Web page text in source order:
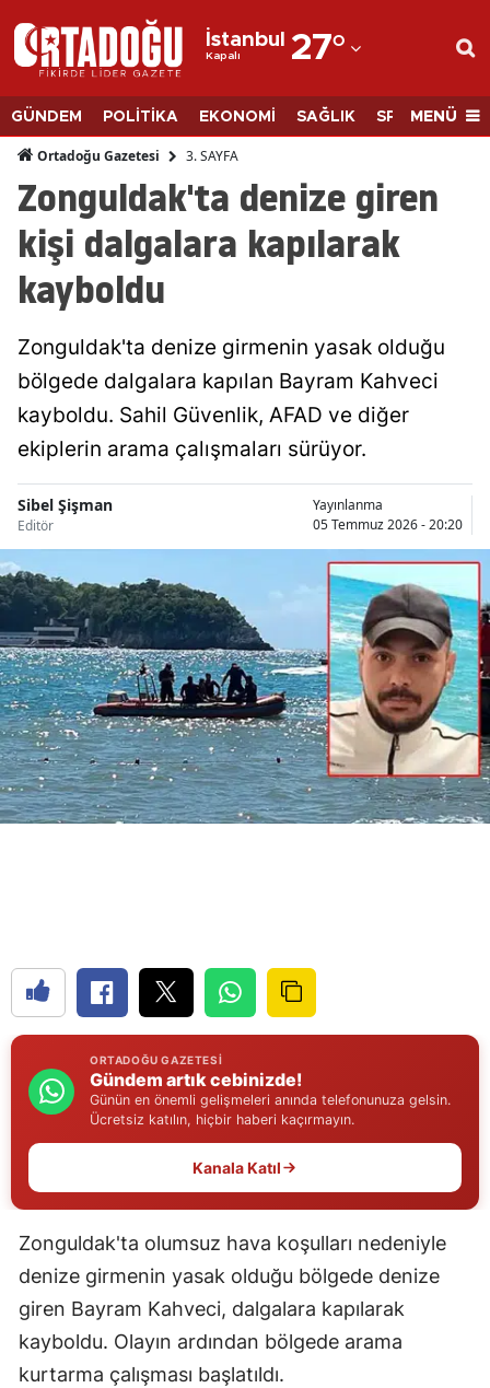
İstanbul
Kapalı 27°
Adana
Adıyaman
Afyonkarahisar
Ağrı
Amasya
Antalya
Artvin
Aydın
Bitlis
Bolu
Burdur
Bursa
Çanakkale
Çankırı
Edirne
Erzincan
Erzurum
Gaziantep
Giresun
Gümüşhane
Hakkari
GÜNDEM POLİTİKA EKONOMİ SAĞLIK SPORMENÜ
Ortadoğu Gazetesi 3. SAYFA
Zonguldak'ta denize giren
kişi dalgalara kapılarak
kayboldu
Zonguldak'ta denize girmenin yasak olduğu
bölgede dalgalara kapılan Bayram Kahveci
kayboldu. Sahil Güvenlik, AFAD ve diğer
ekiplerin arama çalışmaları sürüyor.
Sibel Şişman
Editör
Yayınlanma
05 Temmuz 2026 - 20:20
ORTADOĞU GAZETESI
Gündem artık cebinizde!
Günün en önemli gelişmeleri anında telefonunuza gelsin.
Ücretsiz katılın, hiçbir haberi kaçırmayın.
Kanala Katıl
Zonguldak'ta olumsuz hava koşulları nedeniyle
denize girmenin yasak olduğu bölgede denize
giren Bayram Kahveci, dalgalara kapılarak
kayboldu. Olayın ardından bölgede arama
kurtarma çalışması başlatıldı.